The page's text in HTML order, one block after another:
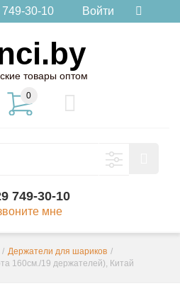
30-10 Войти
товары оптом
0
749-30-10
мне
/ Держатели для шариков /
160см./19 держателей), Китай